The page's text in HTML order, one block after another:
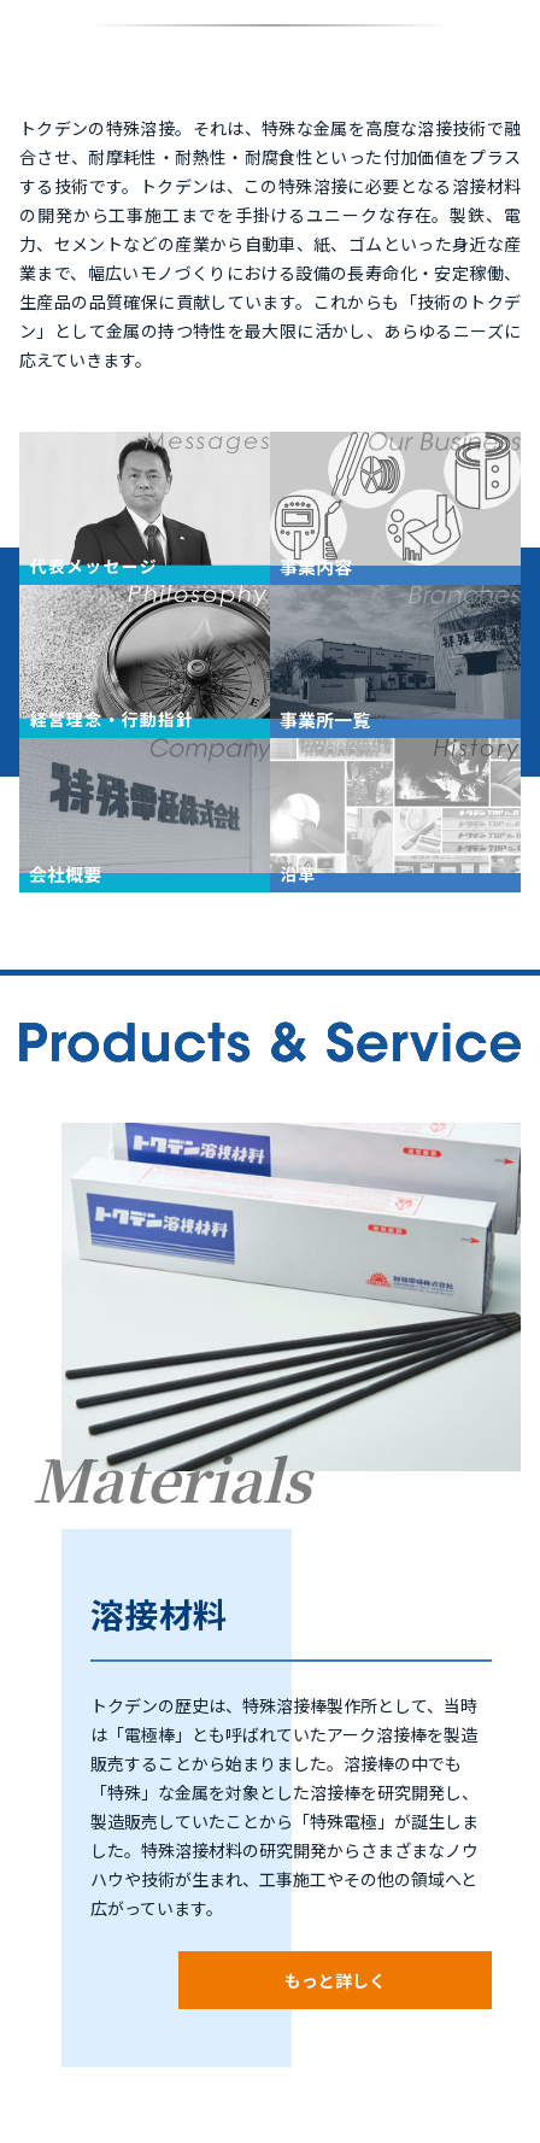
トクデンの特殊溶接。それは、特殊な金属を高度な溶接技術で融
合させ、耐摩耗性・耐熱性・耐腐食性といった付加価値をプラス
する技術です。トクデンは、この特殊溶接に必要となる溶接材料
の開発から工事施工までを手掛けるユニークな存在。製鉄、電
力、セメントなどの産業から自動車、紙、ゴムといった身近な産
業まで、幅広いモノづくりにおける設備の長寿命化・安定稼働、
生産品の品質確保に貢献しています。これからも「技術のトクデ
ン」として金属の持つ特性を最大限に活かし、あらゆるニーズに
応えていきます。
Materials
溶接材料
トクデンの歴史は、特殊溶接棒製作所として、当時
は「電極棒」とも呼ばれていたアーク溶接棒を製造
販売することから始まりました。溶接棒の中でも
「特殊」な金属を対象とした溶接棒を研究開発し、
製造販売していたことから「特殊電極」が誕生しま
した。特殊溶接材料の研究開発からさまざまなノウ
ハウや技術が生まれ、工事施工やその他の領域へと
広がっています。
もっと詳しく